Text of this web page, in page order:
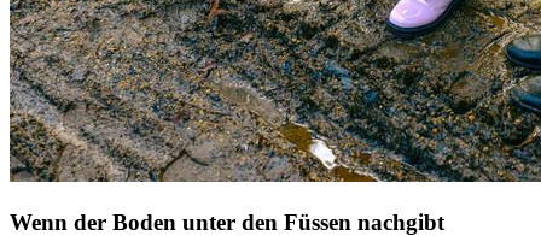
Wenn der Boden unter den Füssen nachgibt